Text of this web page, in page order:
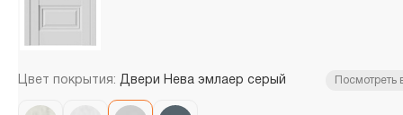
Цвет покрытия: Двери Нева эмлаер серый Посмотреть